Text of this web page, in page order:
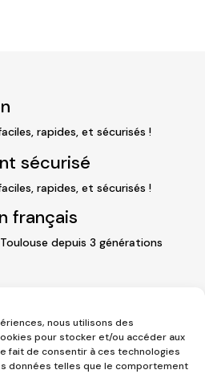
nous utilisons des
pour stocker et/ou accéder aux
fait de consentir à ces technologies
données telles que le comportement
rapides, et sécurisés !
sécurisé
rapides, et sécurisés !
français
depuis 3 générations